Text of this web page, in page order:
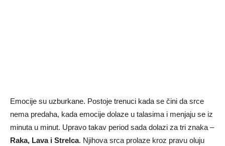
Emocije su uzburkane. Postoje trenuci kada se čini da srce
nema predaha, kada emocije dolaze u talasima i menjaju se iz
minuta u minut. Upravo takav period sada dolazi za tri znaka –
Raka, Lava i Strelca. Njihova srca prolaze kroz pravu oluju